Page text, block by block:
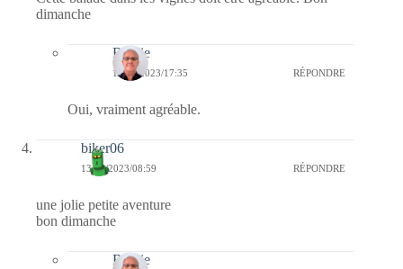
dimanche
Bernie
13/08/2023/17:35 RÉPONDRE
Oui, vraiment agréable.
biker06
13/08/2023/08:59 RÉPONDRE
une jolie petite aventure
bon dimanche
Bernie